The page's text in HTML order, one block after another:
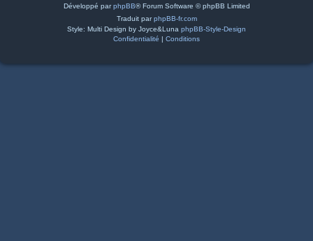
Développé parphpBB® Forum Software © phpBB Limited
Traduit parphpBB-fr.com
Style: Multi Design by Joyce&Luna phpBB-Style-Design
Confidentialité | Conditions